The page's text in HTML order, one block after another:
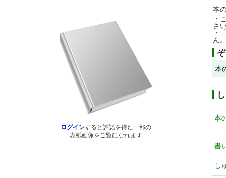
ログインすると許諾を得た一部の
表紙画像をご覧になれます
本
・
さ
・
ん
本
本
書
し